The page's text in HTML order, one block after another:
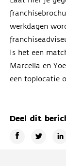
werkdagen
Is het een
Marcella en
een toplocatie
Deel dit